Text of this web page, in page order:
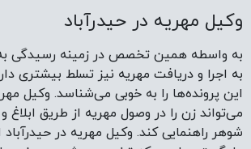
وکیل مهریه در حیدرآباد
به واسطه همین تخصص در زمینه رسیدگی به
به اجرا و دریافت مهریه نیز تسلط بیشتری
این پرونده‌ها را به خوبی می‌شناسد. وکیل
می‌تواند زن را در وصول مهریه از طریق ابلاغ
شوهر راهنمایی کند. وکیل مهریه در حیدرآباد